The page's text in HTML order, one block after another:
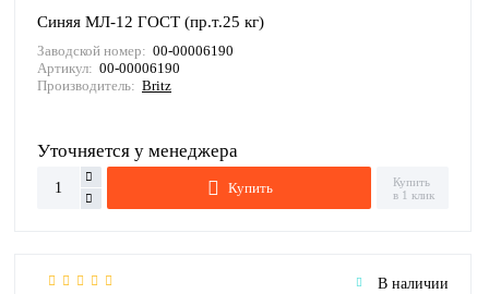
Синяя МЛ-12 ГОСТ (пр.т.25 кг)
Заводской номер: 00-00006190
Артикул: 00-00006190
Производитель: Britz
Уточняется у менеджера
Купить
Купить
в 1 клик
В наличии